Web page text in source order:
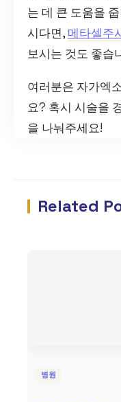
는 데 큰 도움을
시다면, 메타셀주
보시는 것도 좋습
여러분은 자가엑
요? 혹시 시술을
을 나눠주세요!
Related
병원